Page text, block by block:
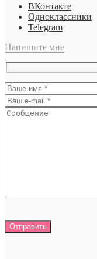
ВКонтакте
Одноклассники
Telegram
Напишите мне